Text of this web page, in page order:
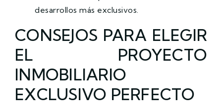
desarrollos más exclusivos.
CONSEJOS PARA ELEGIR
EL PROYECTO
INMOBILIARIO
EXCLUSIVO PERFECTO